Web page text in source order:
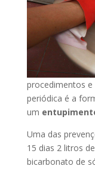
procedimentos
periódica é a
um
Uma das
15 dias 2 litros
bicarbonato de